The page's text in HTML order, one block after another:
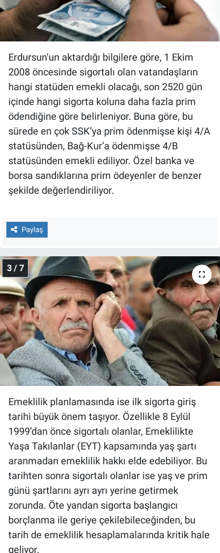
Erdursun’un aktardığı bilgilere göre, 1 Ekim
2008 öncesinde sigortalı olan vatandaşların
hangi statüden emekli olacağı, son 2520 gün
içinde hangi sigorta koluna daha fazla prim
ödendiğine göre belirleniyor. Buna göre, bu
sürede en çok SSK’ya prim ödenmişse kişi 4/A
statüsünden, Bağ-Kur’a ödenmişse 4/B
statüsünden emekli ediliyor. Özel banka ve
borsa sandıklarına prim ödeyenler de benzer
şekilde değerlendiriliyor.
Paylaş
3 / 7
Emeklilik planlamasında ise ilk sigorta giriş
tarihi büyük önem taşıyor. Özellikle 8 Eylül
1999’dan önce sigortalı olanlar, Emeklilikte
Yaşa Takılanlar (EYT) kapsamında yaş şartı
aranmadan emeklilik hakkı elde edebiliyor. Bu
tarihten sonra sigortalı olanlar ise yaş ve prim
günü şartlarını ayrı ayrı yerine getirmek
zorunda. Öte yandan sigorta başlangıcı
borçlanma ile geriye çekilebileceğinden, bu
tarih de emeklilik hesaplamalarında kritik hale
geliyor.
Teknoloji
Türkiye'nin Gündemi
Yerel Gündem
Yerel Yaşam
Canlı Yayın